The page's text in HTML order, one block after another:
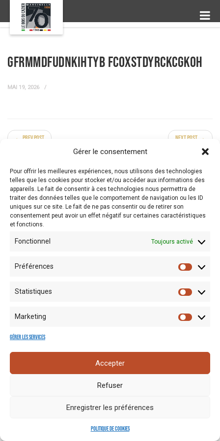
Gérer le consentement
Pour offrir les meilleures expériences, nous utilisons des technologies
telles que les cookies pour stocker et/ou accéder aux informations des
appareils. Le fait de consentir à ces technologies nous permettra de
traiter des données telles que le comportement de navigation ou les ID
uniques sur ce site. Le fait de ne pas consentir ou de retirer son
consentement peut avoir un effet négatif sur certaines caractéristiques
et fonctions.
Fonctionnel Toujours activé
Préférences
Statistiques
Marketing
Gérer les services
Accepter
Refuser
Enregistrer les préférences
Politique de cookies
GfrmMDFuDNKihtYB fcoXstdyrckCgKOh
MAI 19, 2026
← Prev Post Next Post →
Mentions
Espace
presse